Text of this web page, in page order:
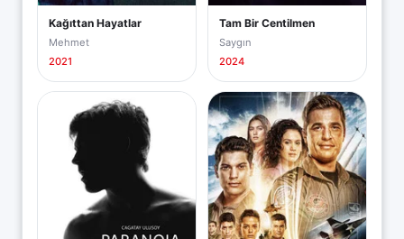
Kağıttan Hayatlar
Mehmet
2021
Tam Bir Centilmen
Saygın
2024